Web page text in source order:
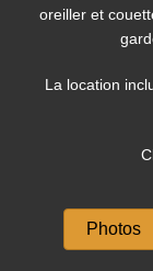
oreiller et
La location
Photos